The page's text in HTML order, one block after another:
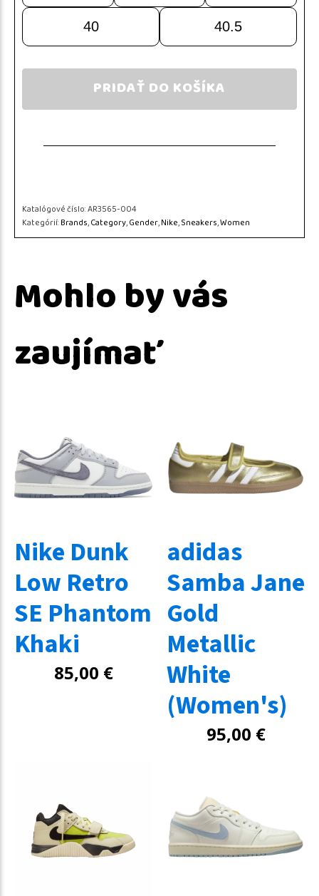
40 40.5
PRIDAŤ DO KOŠÍKA
Katalógové číslo:AR3565-004
Kategórií:Brands,Category,Gender,Nike,Sneakers,Women
Mohlo by vás
zaujímať
Nike Dunk
Low Retro
SE Phantom
Khaki
85,00 €
adidas
Samba Jane
Gold
Metallic
White
(Women's)
95,00 €